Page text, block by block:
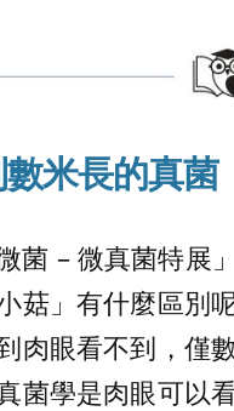
米長的真菌
菌 – 微真菌特展
菇」有什麼區別
肉眼看不到，僅
菌學是肉眼可以